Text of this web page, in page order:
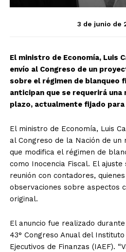
3 de junio de
El ministro de Economía, Luis
envío al Congreso de un
sobre el régimen de blanqueo
anticipan que se requerirá una
plazo, actualmente fijado para
El ministro de Economía, Luis
al Congreso de la Nación de un
que modifica el régimen de
como Inocencia Fiscal. El
reunión con contadores,
observaciones sobre aspectos
original.
El anuncio fue realizado
43° Congreso Anual del
Ejecutivos de Finanzas (IAEF).